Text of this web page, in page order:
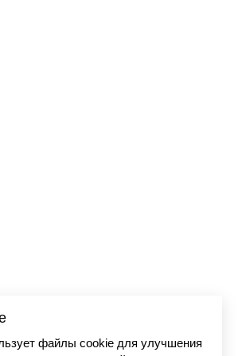
файлы cookie для улучшения